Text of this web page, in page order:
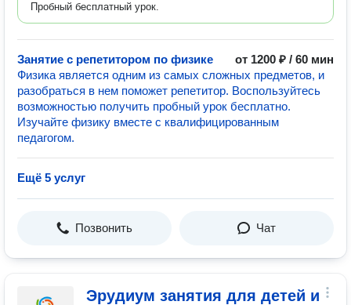
Пробный бесплатный урок.
Занятие с репетитором по физике
от 1200 ₽ / 60 мин
Физика является одним из самых сложных предметов, и
разобраться в нем поможет репетитор. Воспользуйтесь
возможностью получить пробный урок бесплатно.
Изучайте физику вместе с квалифицированным
педагогом.
Ещё 5 услуг
Позвонить Чат
Эрудиум занятия для детей и